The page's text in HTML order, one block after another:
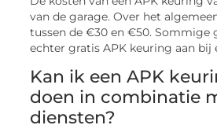
van de garage. Over het
tussen de €30 en €50. Sommige
echter gratis APK keuring aan bij
Kan ik een APK
doen in combinatie
diensten?